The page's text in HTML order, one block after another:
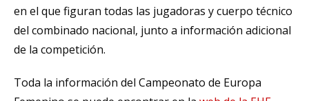
en el que figuran todas las jugadoras y cuerpo técnico
del combinado nacional, junto a información adicional
de la competición.
Toda la información del Campeonato de Europa